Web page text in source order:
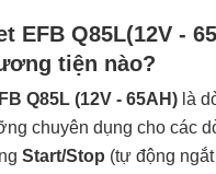
EFB Q85L(12V -
tiện nào?
Q85L (12V - 65AH)là
chuyên dụng cho các
Start/Stop (tự động